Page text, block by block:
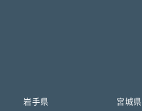
岩手県 宮城県